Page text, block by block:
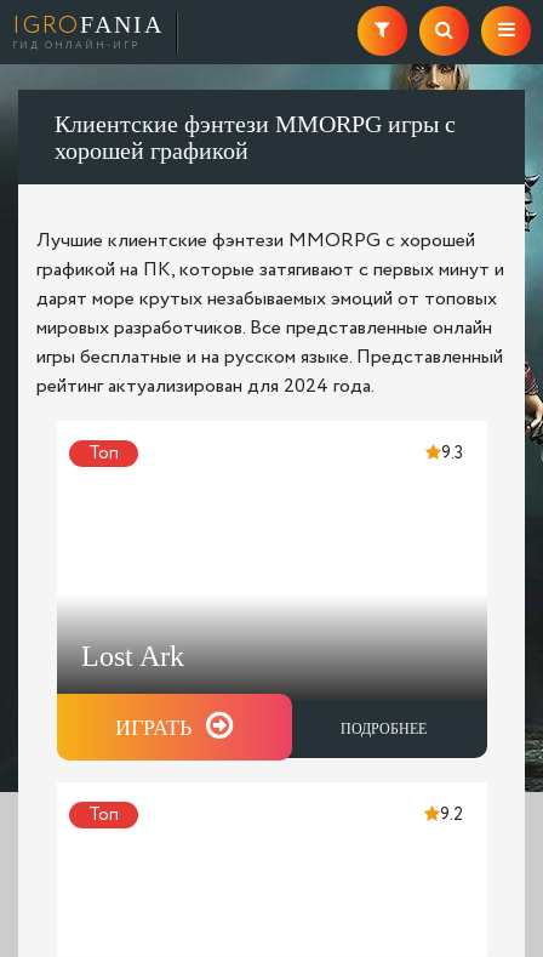
IGROFANIA
ГИД ОНЛАЙН-ИГР
Клиентские фэнтези MMORPG игры с
хорошей графикой
Лучшие клиентские фэнтези MMORPG с хорошей
графикой на ПК, которые затягивают с первых минут и
дарят море крутых незабываемых эмоций от топовых
мировых разработчиков. Все представленные онлайн
игры бесплатные и на русском языке. Представленный
рейтинг актуализирован для 2024 года.
Топ 9.3
Lost Ark
ИГРАТЬ ПОДРОБНЕЕ
Топ 9.2